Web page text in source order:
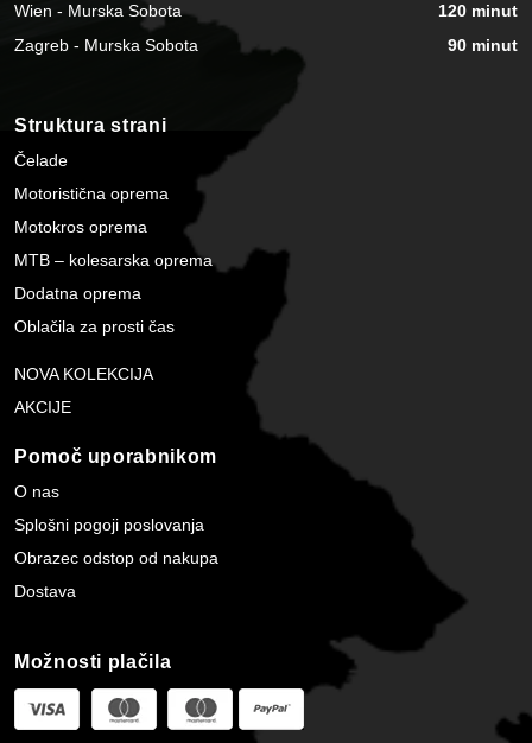
Wien - Murska Sobota
120 minut
Zagreb - Murska Sobota
90 minut
Struktura strani
Čelade
Motoristična oprema
Motokros oprema
MTB – kolesarska oprema
Dodatna oprema
Oblačila za prosti čas
NOVA KOLEKCIJA
AKCIJE
Pomoč uporabnikom
O nas
Splošni pogoji poslovanja
Obrazec odstop od nakupa
Dostava
Možnosti plačila